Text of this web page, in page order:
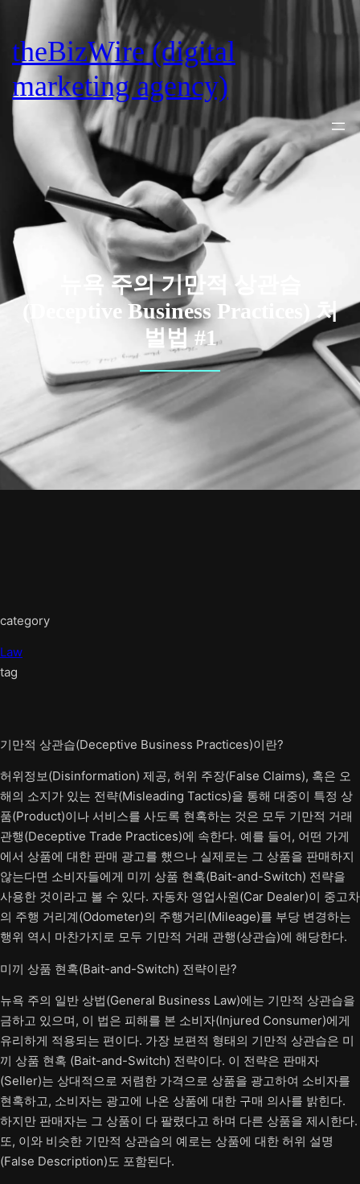
content
theBizWire (digital
marketing agency)
뉴욕 주의 기만적 상관습
(Deceptive Business Practices) 처
벌법 #1
category
Law
tag
기만적 상관습(Deceptive Business Practices)이란?
허위정보(Disinformation) 제공, 허위 주장(False Claims), 혹은 오
해의 소지가 있는 전략(Misleading Tactics)을 통해 대중이 특정 상
품(Product)이나 서비스를 사도록 현혹하는 것은 모두 기만적 거래
관행(Deceptive Trade Practices)에 속한다. 예를 들어, 어떤 가게
에서 상품에 대한 판매 광고를 했으나 실제로는 그 상품을 판매하지
않는다면 소비자들에게 미끼 상품 현혹(Bait-and-Switch) 전략을
사용한 것이라고 볼 수 있다. 자동차 영업사원(Car Dealer)이 중고차
의 주행 거리계(Odometer)의 주행거리(Mileage)를 부당 변경하는
행위 역시 마찬가지로 모두 기만적 거래 관행(상관습)에 해당한다.
미끼 상품 현혹(Bait-and-Switch) 전략이란?
뉴욕 주의 일반 상법(General Business Law)에는 기만적 상관습을
금하고 있으며, 이 법은 피해를 본 소비자(Injured Consumer)에게
유리하게 적용되는 편이다. 가장 보편적 형태의 기만적 상관습은 미
끼 상품 현혹 (Bait-and-Switch) 전략이다. 이 전략은 판매자
(Seller)는 상대적으로 저렴한 가격으로 상품을 광고하여 소비자를
현혹하고, 소비자는 광고에 나온 상품에 대한 구매 의사를 밝힌다.
하지만 판매자는 그 상품이 다 팔렸다고 하며 다른 상품을 제시한다.
또, 이와 비슷한 기만적 상관습의 예로는 상품에 대한 허위 설명
(False Description)도 포함된다.